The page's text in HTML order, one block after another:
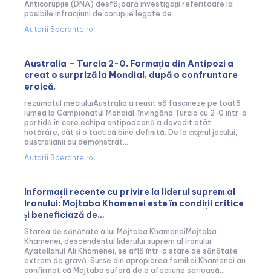
Anticorupție (DNA) desfășoară investigații referitoare la
posibile infracțiuni de corupție legate de...
Autorii Sperante.ro
Australia – Turcia 2-0. Formația din Antipozi a
creat o surpriză la Mondial, după o confruntare
eroică.
rezumatul meciuluiAustralia a reușit să fascineze pe toată
lumea la Campionatul Mondial, învingând Turcia cu 2-0 într-o
partidă în care echipa antipodeană a dovedit atât
hotărâre, cât și o tactică bine definită. De la стартul jocului,
australianii au demonstrat...
Autorii Sperante.ro
Informații recente cu privire la liderul suprem al
Iranului: Mojtaba Khamenei este în condiții critice
și beneficiază de…
Starea de sănătate a lui Mojtaba KhameneiMojtaba
Khamenei, descendentul liderului suprem al Iranului,
Ayatollahul Ali Khamenei, se află într-o stare de sănătate
extrem de gravă. Surse din apropierea familiei Khamenei au
confirmat că Mojtaba suferă de o afecțiune serioasă...